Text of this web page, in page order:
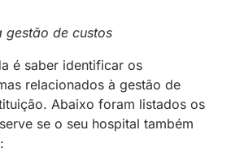
gestão de custos
é saber identificar os
relacionados à gestão de
Abaixo foram listados os
se o seu hospital também